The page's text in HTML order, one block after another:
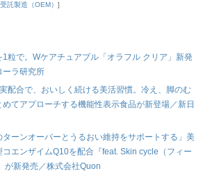
受託製造（OEM）
粒で。Wケアチュアブル「オラフル クリア」新発
ーラ研究所
配合で、おいしく続ける美活習慣。冷え、脚のむ
めてアプローチする機能性表示食品が新登場／新日
ーンオーバーとうるおい維持をサポートする」美
エンザイムQ10を配合『feat. Skin cycle（フィー
が新発売／株式会社Quon